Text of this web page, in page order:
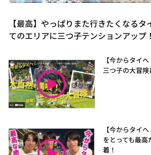
【最高】やっぱりまた行きたくなる
てのエリアに三つ子テンションアップ！
【今からタイ
三つ子の大冒険
【今からタイ
をとっても最
着！